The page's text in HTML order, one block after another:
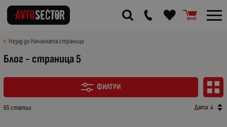
Назад до Началната страница
Блог - страница 5
ФИЛТРИ
65 статии Дата ↓